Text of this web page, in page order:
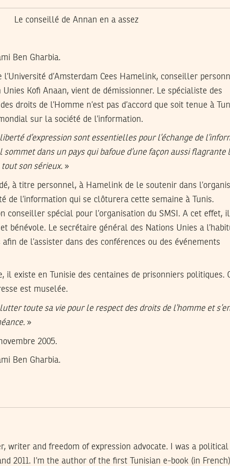
Le conseillé de Annan en a assez
Ben Gharbia.
l’Université d’Amsterdam Cees Hamelink, conseiller
Kofi Anaan, vient de démissionner. Le spécialiste des
droits de l’Homme n’est pas d’accord que soit tenue à
sur la société de l’information.
d’expression sont essentielles pour l’échange de
sommet dans un pays qui bafoue d’une façon aussi flagrante
tout son sérieux. »
à titre personnel, à Hamelink de le soutenir dans
de l’information qui se clôturera cette semaine à Tunis.
conseiller spécial pour l’organisation du SMSI. A cet effet,
bénévole. Le secrétaire général des Nations Unies a
de l’assister dans des conférences ou des événements
existe en Tunisie des centaines de prisonniers politiques.
est muselée.
toute sa vie pour le respect des droits de l’homme et
»
2005.
Ben Gharbia.
writer and freedom of expression advocate. I was a
2011. I’m the author of the first Tunisian e-book (in